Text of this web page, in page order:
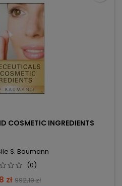
COSMETIC INGREDIENTS
S. Baumann
(0)
zł Cena
992,19 zł